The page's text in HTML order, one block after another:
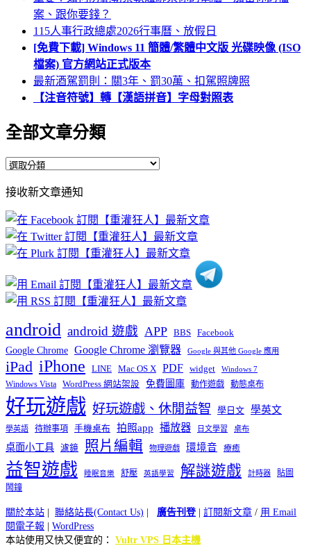
案、跟你要錢？
115人事行政總處2026行事曆、放假日
[免費下載] Windows 11 簡體/繁體中文版 光碟映像 (ISO
檔案) 官方網站正式版本
最新酒駕罰則：關3年、罰30萬、扣駕照牌照
【注音符號】轉【漢語拼音】字母對照表
全部文章分類
全
文
章
分
類
接收新文章通知
android android 遊戲 APP BBS Facebook
Google Chrome Google Chrome 瀏覽器 Google 與其他 Google 應用
iPad iPhone LINE Mac OS X PDF widget Windows 7
Windows Vista WordPress 網站架設 免費圖庫 動作遊戲 動態桌布
好玩遊戲 好玩遊戲、休閒益智 學日文 學英文
學英語 待辦事項 手機桌布 拍照app 播放器 日文學習 桌布
桌面小工具 濾鏡 照片編輯 物理遊戲 環境音 療癒
益智遊戲 睡眠音樂 舒壓 英語學習 解謎遊戲 計時器
貼圖
鬧鐘
關於本站 聯絡站長(Contact Us) 廣告刊登| 訂閱新文章 / 用 Email
閱電子報
WordPress
本站使用又快又便宜的： Vultr VPS 日本主機